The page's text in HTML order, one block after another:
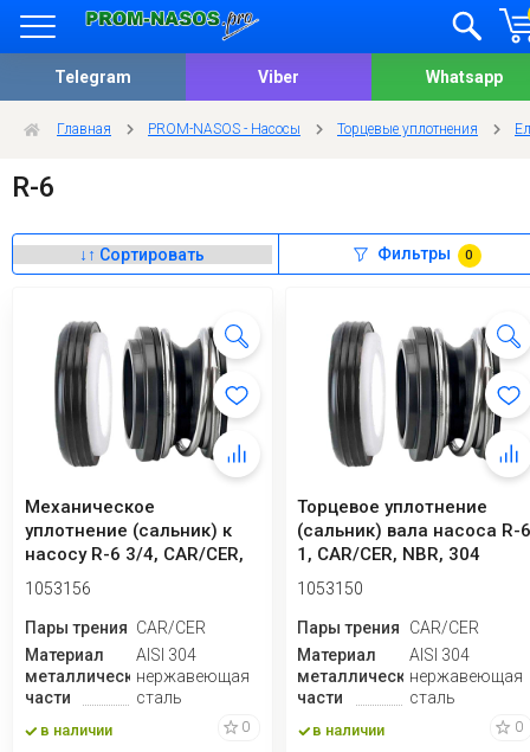
Telegram Viber Whatsapp
Главная PROM-NASOS - Насосы Торцевые уплотнения
R-6
Фильтры 0
Механическое
уплотнение (сальник) к
насосу R-6 3/4, CAR/CER,
NBR, 304
1053156
Пары трения CAR/CER
Материал
металлической
части
AISI 304
нержавеющая
сталь
в наличии 0
Торцевое уплотнение
(сальник) вала насоса R-
1, CAR/CER, NBR, 304
1053150
Пары трения
CAR/CER
Материал
металлической
части
AISI 304
нержавеющая
сталь
в наличии 0